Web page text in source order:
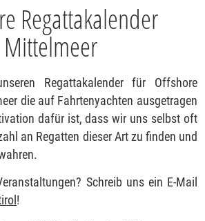
Regattakalender
Mittelmeer
Regattakalender für Offshore
die auf Fahrtenyachten ausgetragen
dafür ist, dass wir uns selbst oft
an Regatten dieser Art zu finden und
Schreib uns ein E-Mail
!